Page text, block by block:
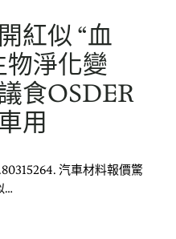
紅似 “血
物淨化變
食OSDER
用
汽車材料報價驚
…